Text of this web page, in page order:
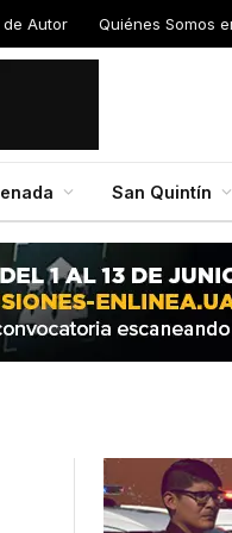
Quiénes Somos en
PN
San Quintín